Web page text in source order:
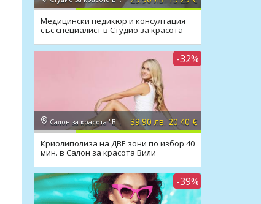
Медицински педикюр и консултация
със специалист в Студио за красота
-32%
Салон за красота "Вили" 39.90 лв. 20.40 €
Криолиполиза на ДВЕ зони по избор 40
мин. в Салон за красота Вили
-39%